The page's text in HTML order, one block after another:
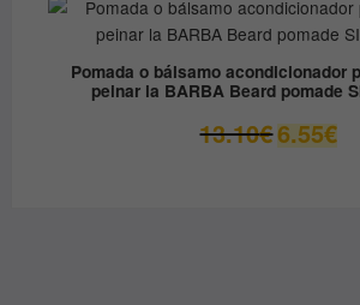
era:
36.00€.
Pomada o bálsamo acondicionador
peinar la BARBA Beard pomade
13.10€El
precio
6.55€El